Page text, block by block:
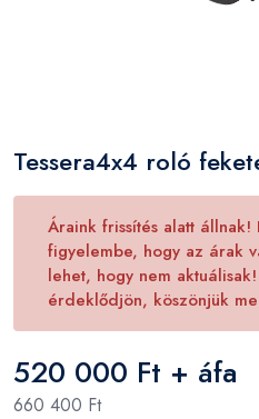
Tessera4x4 roló
Áraink frissítés alatt állnak!
figyelembe, hogy az árak
lehet, hogy nem
érdeklődjön, köszönjük
520 000 Ft + áfa
660 400 Ft